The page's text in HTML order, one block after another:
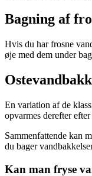
Bagning af
Hvis du har frosne
øje med dem under
En variation af de
opvarmes derefter efter
Sammenfattende kan
du bager
Kan man fryse